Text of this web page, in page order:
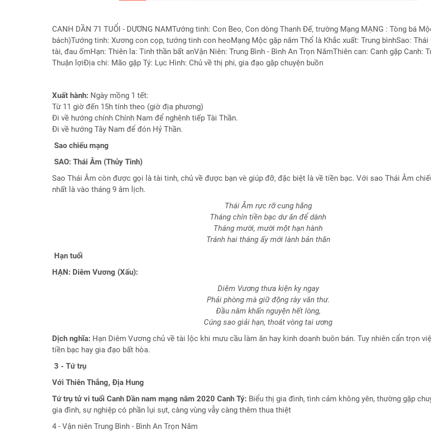
CANH DẦN 71 TUỔI - DƯƠNG NAMTướng tinh: Con Beo, Con dòng Thanh Đế, trường Mạng MẠNG : Tòng bá
bách)Tướng tinh: Xương con cọp, tướng tinh con heoMạng Mộc gặp năm Thổ là Khắc xuất: Trung bìnhSao: Thái
tài, đau ốmHạn: Thiên la: Tinh thần bất anVận Niên: Trung Bình - Bình An Trọn NămThiên can: Canh gặp Canh:
Thuận lợiĐịa chi: Mão gặp Tý: Lục Hình: Chủ về thị phi, gia đạo gặp chuyện buồn
Xuất hành: Ngày mồng 1 tết:
Từ 11 giờ đến 15h tính theo (giờ địa phương)
Đi về hướng chính Chính Nam để nghênh tiếp Tài Thần.
Đi về hướng Tây Nam để đón Hỷ Thần.
Sao chiếu mạng
SAO: Thái Âm (Thủy Tinh)
Sao Thái Âm còn được gọi là tài tinh, chủ về được bạn vè giúp đỡ, đặc biệt là về tiền bạc. Với sao Thái Âm
nhất là vào tháng 9 âm lịch.
Thái Âm rực rỡ cung hằng
Tháng chín tiền bạc dư ăn để dành
Tháng mười, mười một hạn hành
Tránh hai tháng ấy mới lành bản thân
Hạn tuổi
HẠN: Diêm Vương (Xấu):
Diêm Vương thưa kiện kỵ ngay
Phải phòng mà giữ động rày văn thư.
Đầu năm khấn nguyện hết lòng,
Cúng sao giải hạn, thoát vòng tai ương
Dịch nghĩa: Hạn Diêm Vương chủ về tài lộc khi mưu cầu làm ăn hay kinh doanh buôn bán. Tuy nhiên cẩn trọn
tiền bạc hay gia đạo bất hòa.
3 - Tứ trụ
Với Thiên Thắng, Địa Hung
Tứ trụ tử vi tuổi Canh Dần nam mạng năm 2020 Canh Tý: Biểu thị gia đình, tình cảm không yên, thường gặp
gia đình, sự nghiệp có phần lụi sụt, càng vùng vẫy càng thêm thua thiệt
4 - Vận niên Trung Bình - Bình An Trọn Năm